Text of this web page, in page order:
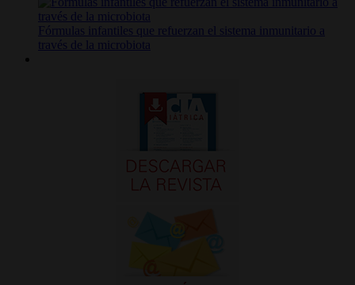
Fórmulas infantiles que refuerzan el sistema inmunitario a
través de la microbiota